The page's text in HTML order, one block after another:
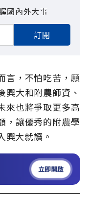
國內外大事
訂閱
言，不怕吃苦，願
興大和附農師資、
來也將爭取更多高
，讓優秀的附農學
興大就讀。
立即開啟